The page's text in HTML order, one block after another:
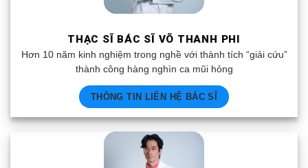
THẠC SĨ BÁC SĨ VÕ THANH PHI
Hơn 10 năm kinh nghiệm trong nghề với thành tích “giải cứu”
thành công hàng nghìn ca mũi hỏng
THÔNG TIN LIÊN HỆ BÁC SĨ